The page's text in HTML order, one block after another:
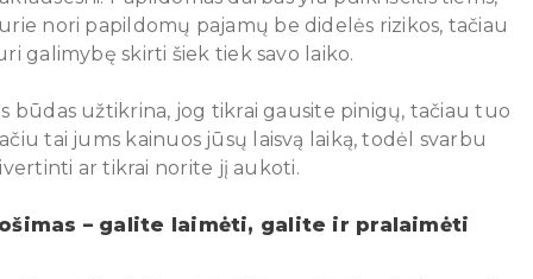
nori papildomų pajamų be didelės rizikos, tačiau
galimybę skirti šiek tiek savo laiko.
būdas užtikrina, jog tikrai gausite pinigų, tačiau tuo
tai jums kainuos jūsų laisvą laiką, todėl svarbu
ar tikrai norite jį aukoti.
– galite laimėti, galite ir pralaimėti